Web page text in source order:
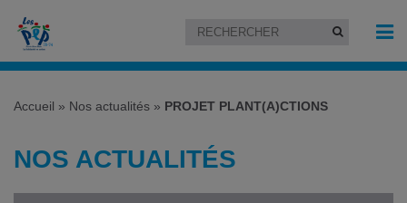
Accueil » Nos actualités » PROJET PLANT(A)CTIONS
NOS ACTUALITÉS